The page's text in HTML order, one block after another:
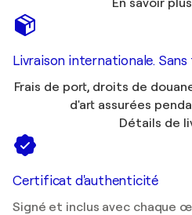
En savoir plus
Livraison internationale.
Frais de port, droits de
d'art assurées
Détails de
Certificat d'authenticité
Signé et inclus avec chaque